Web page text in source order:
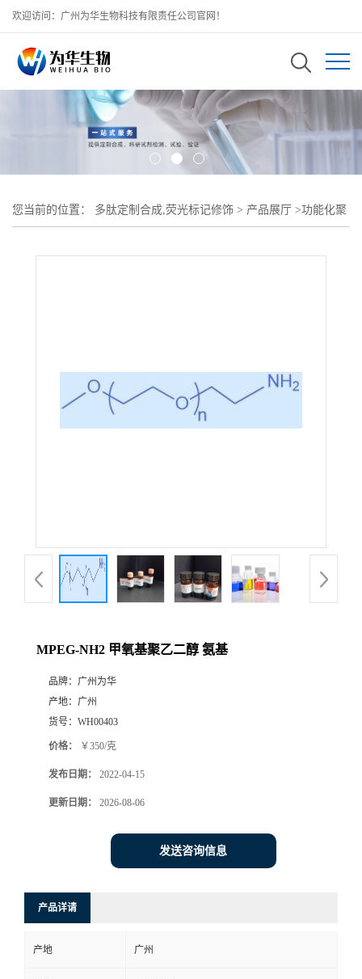
欢迎访问：广州为华生物科技有限责任公司官网！
您当前的位置： 多肽定制合成,荧光标记修饰 > 产品展厅 >功能化聚
MPEG-NH2 甲氧基聚乙二醇 氨基
品牌： 广州为华
产地： 广州
货号： WH00403
价格： ￥350/克
发布日期： 2022-04-15
更新日期： 2026-08-06
发送咨询信息
产品详请
产地 广州